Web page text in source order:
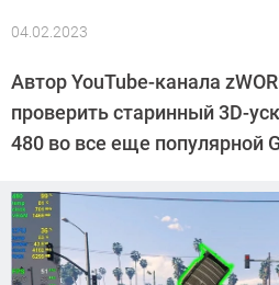
04.02.2023
Автор:
Калашников
Автор YouTube-канала
проверить старинный 3D-
480 во все еще популярной